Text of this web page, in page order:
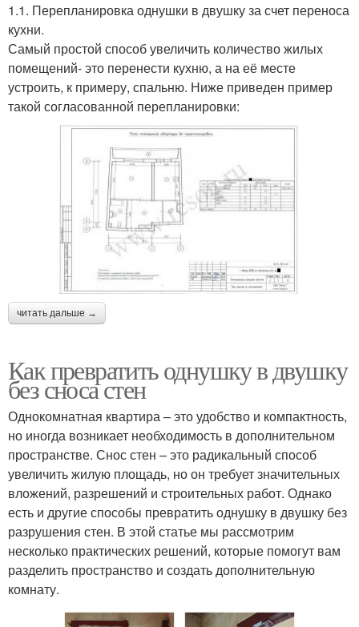
1.1. Перепланировка однушки в двушку за счет переноса
кухни.
Самый простой способ увеличить количество жилых
помещений- это перенести кухню, а на её месте
устроить, к примеру, спальню. Ниже приведен пример
такой согласованной перепланировки:
читать дальше →
Как превратить однушку в двушку
без сноса стен
Однокомнатная квартира – это удобство и компактность,
но иногда возникает необходимость в дополнительном
пространстве. Снос стен – это радикальный способ
увеличить жилую площадь, но он требует значительных
вложений, разрешений и строительных работ. Однако
есть и другие способы превратить однушку в двушку без
разрушения стен. В этой статье мы рассмотрим
несколько практических решений, которые помогут вам
разделить пространство и создать дополнительную
комнату.